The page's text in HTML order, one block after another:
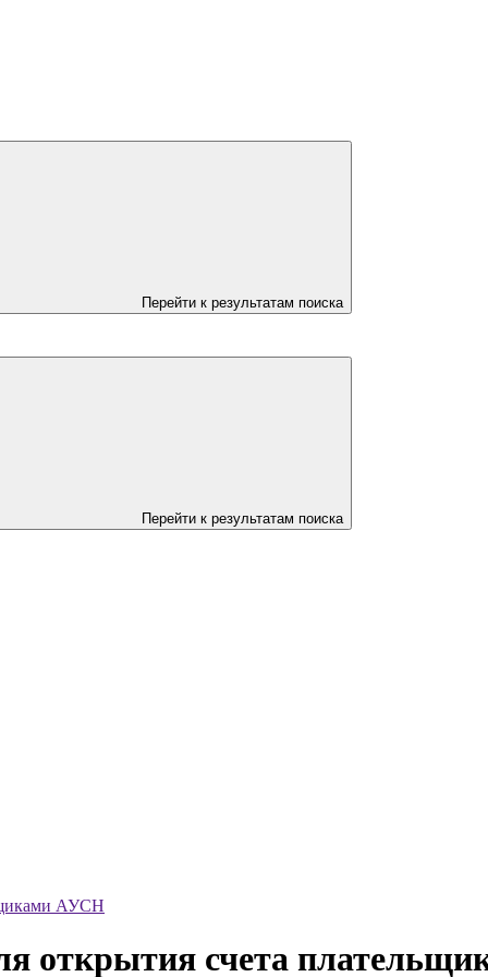
Перейти к результатам поиска
Перейти к результатам поиска
АУСН
открытия счета